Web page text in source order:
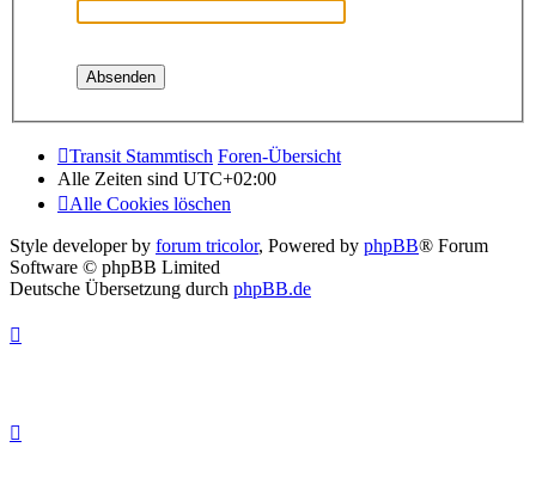
Transit Stammtisch Foren-Übersicht
Alle Zeiten sind UTC+02:00
Alle Cookies löschen
Style developer by forum tricolor, Powered by phpBB® Forum
Software © phpBB Limited
Deutsche Übersetzung durch phpBB.de